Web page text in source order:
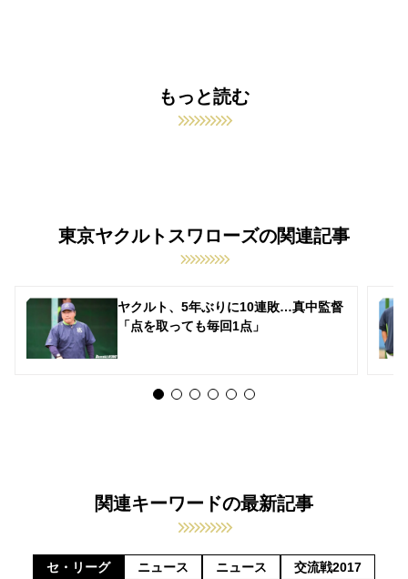
もっと読む
東京ヤクルトスワローズの関連記事
ヤクルト、5年ぶりに10連敗…真中監督
「点を取っても毎回1点」
関連キーワードの最新記事
セ・リーグ ニュース ニュース
交流戦2017